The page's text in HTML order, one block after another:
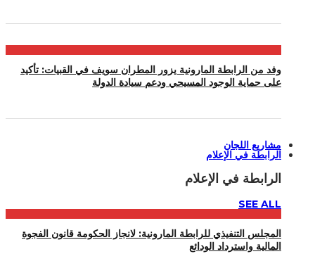
وفد من الرابطة المارونية يزور المطران سويف في القبيات: تأكيد
على حماية الوجود المسيحي ودعم سيادة الدولة
مشاريع اللجان
الرابطة في الإعلام
الرابطة في الإعلام
SEE ALL
المجلس التنفيذي للرابطة المارونية: لانجاز الحكومة قانون الفجوة
المالية واسترداد الودائع